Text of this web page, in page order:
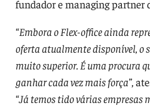
fundador e managing partner
“Embora o Flex-office ainda
oferta atualmente disponível, o
muito superior. É uma procura
ganhar cada vez mais força”,
“Já temos tido várias empresas